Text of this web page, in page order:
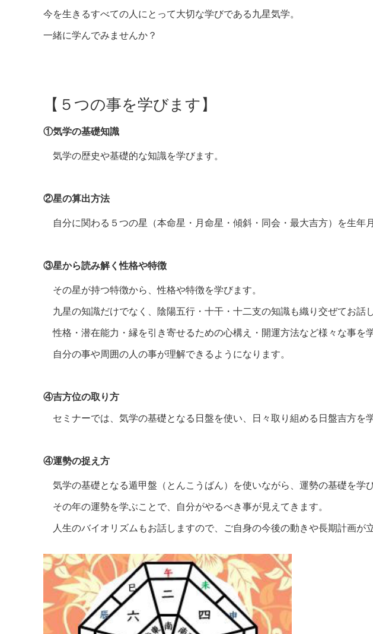
今を生きるすべての人にとって大切な学びである九星気学。
一緒に学んでみませんか？
【５つの事を学びます】
①気学の基礎知識
気学の歴史や基礎的な知識を学びます。
②星の算出方法
自分に関わる５つの星（本命星・月命星・傾斜・同会・最大吉方）を生年
③星から読み解く性格や特徴
その星が持つ特徴から、性格や特徴を学びます。
九星の知識だけでなく、陰陽五行・十干・十二支の知識も織り交ぜてお話し
性格・潜在能力・縁を引き寄せるための心構え・開運方法など様々な事を学
自分の事や周囲の人の事が理解できるようになります。
④吉方位の取り方
セミナーでは、気学の基礎となる日盤を使い、日々取り組める日盤吉方を学
④運勢の捉え方
気学の基礎となる遁甲盤（とんこうばん）を使いながら、運勢の基礎を学び
その年の運勢を学ぶことで、自分がやるべき事が見えてきます。
人生のバイオリズムもお話しますので、ご自身の今後の動きや長期計画が